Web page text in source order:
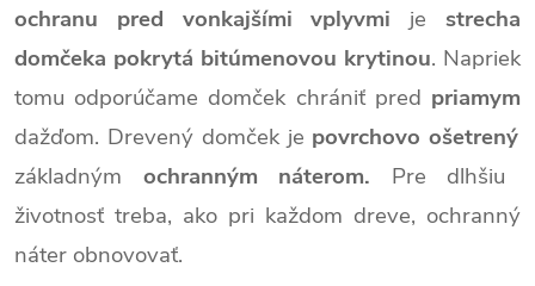
ochranu pred vonkajšími vplyvmi jestrecha
domčeka pokrytá bitúmenovou krytinou. Napriek
tomu odporúčame domček chrániť pred priamym
dažďom. Drevený domček je povrchovo ošetrený
základným ochranným náterom. Pre dlhšiu
životnosť treba, ako pri každom dreve, ochranný
náter obnovovať.